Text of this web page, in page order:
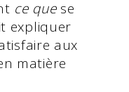
ce quese
expliquer
aux
matière